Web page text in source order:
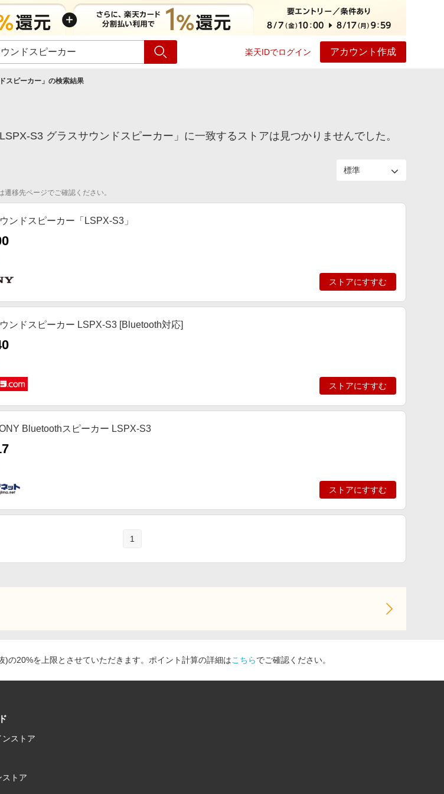
楽天IDでログイン アカウント作成
グ 旅行
スピーカー 」の検索結果
S3 グラスサウンドスピーカー」に一致するストアは見つかりませんでした。
移先ページでご確認ください。
ンドスピーカー「LSPX-S3」
ストアにすすむ
ンドスピーカー LSPX-S3 [Bluetooth対応]
ストアにすすむ
Bluetoothスピーカー LSPX-S3
ストアにすすむ
1
の20%を上限とさせていただきます。ポイント計算の詳細はこちらでご確認ください。
ンストア
ストア